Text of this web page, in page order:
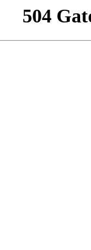
504